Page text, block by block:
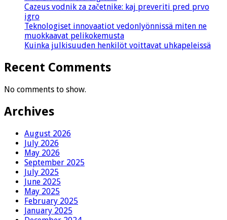
Cazeus vodnik za začetnike: kaj preveriti pred prvo
igro
Teknologiset innovaatiot vedonlyönnissä miten ne
muokkaavat pelikokemusta
Kuinka julkisuuden henkilöt voittavat uhkapeleissä
Recent Comments
No comments to show.
Archives
August 2026
July 2026
May 2026
September 2025
July 2025
June 2025
May 2025
February 2025
January 2025